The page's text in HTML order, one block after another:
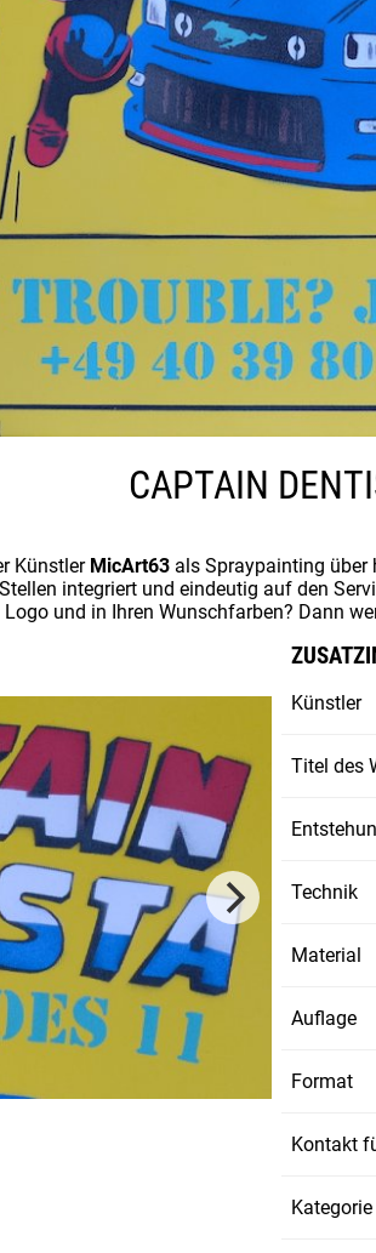
CAPTAIN
Künstler MicArt63 als Spraypainting über
integriert und eindeutig auf den
und in Ihren Wunschfarben? Dann
Künstler
Titel des
Technik
Material
Auflage
Format
Kontakt
Kategorie